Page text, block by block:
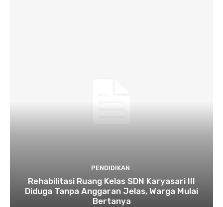
PENDIDIKAN
Rehabilitasi Ruang Kelas SDN Karyasari III
Diduga Tanpa Anggaran Jelas, Warga Mulai
Bertanya